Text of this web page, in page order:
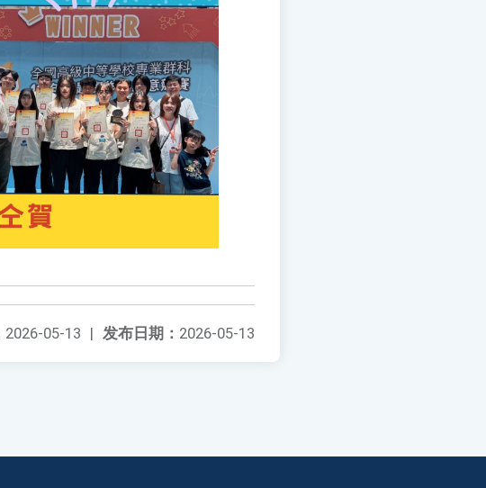
发布日期： 2026-05-13
2026-05-13 |